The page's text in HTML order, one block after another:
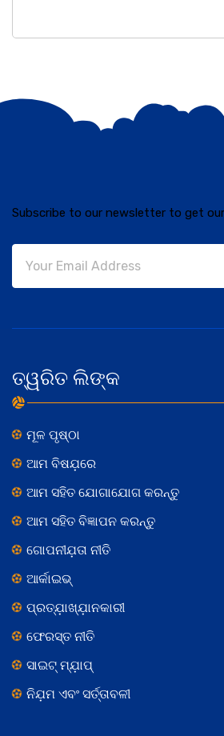
Subscribe to our newsletter to get
ତ୍ୱରିତ ଲିଙ୍କ
ମୂଳ ପୃଷ୍ଠା
ଆମ ବିଷଯ଼ରେ
ଆମ ସହିତ ଯୋଗାଯୋଗ କରନ୍ତୁ
ଆମ ସହିତ ବିଜ୍ଞାପନ କରନ୍ତୁ
ଗୋପନୀଯ଼ତା ନୀତି
ଆର୍କାଇଭ୍
ପ୍ରତ୍ଯ଼ାଖ୍ଯ଼ାନକାରୀ
ଫେରସ୍ତ ନୀତି
ସାଇଟ୍ ମ୍ଯ଼ାପ୍
ନିଯ଼ମ ଏବଂ ସର୍ତ୍ତାବଳୀ